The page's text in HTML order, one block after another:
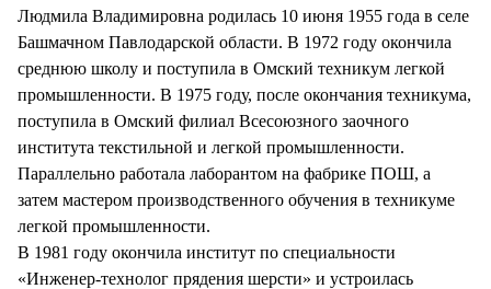
Людмила Владимировна родилась 10 июня 1955 года в селе
Башмачном Павлодарской области. В 1972 году окончила
среднюю школу и поступила в Омский техникум легкой
промышленности. В 1975 году, после окончания техникума,
поступила в Омский филиал Всесоюзного заочного
института текстильной и легкой промышленности.
Параллельно работала лаборантом на фабрике ПОШ, а
затем мастером производственного обучения в техникуме
легкой промышленности.
В 1981 году окончила институт по специальности
«Инженер-технолог прядения шерсти» и устроилась